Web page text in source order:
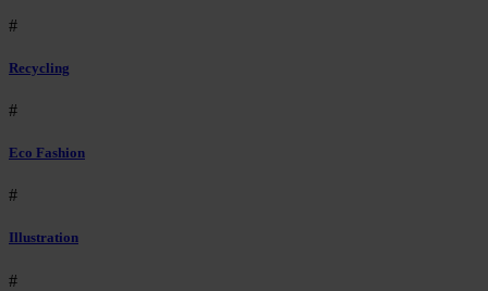
#
Recycling
#
Eco Fashion
#
Illustration
#